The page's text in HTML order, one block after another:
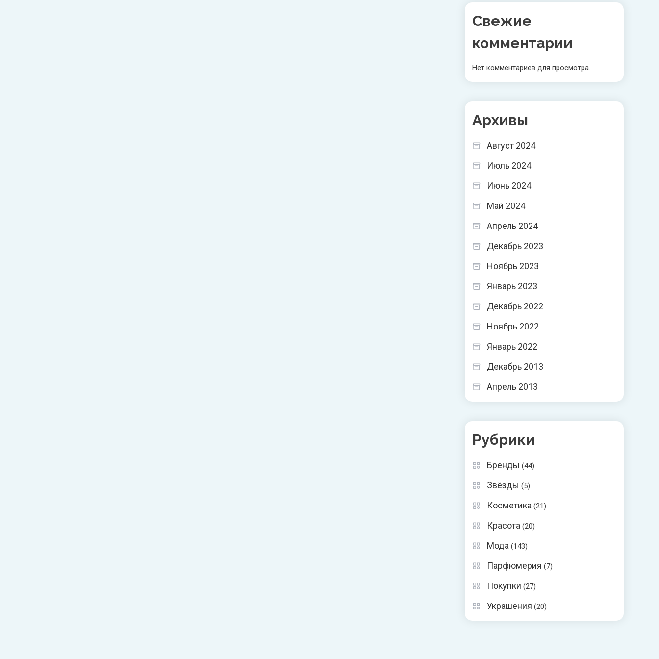
Свежие
комментарии
Нет комментариев для просмотра.
Архивы
Август 2024
Июль 2024
Июнь 2024
Май 2024
Апрель 2024
Декабрь 2023
Ноябрь 2023
Январь 2023
Декабрь 2022
Ноябрь 2022
Январь 2022
Декабрь 2013
Апрель 2013
Рубрики
Бренды (44)
Звёзды (5)
Косметика (21)
Красота (20)
Мода (143)
Парфюмерия (7)
Покупки (27)
Украшения (20)